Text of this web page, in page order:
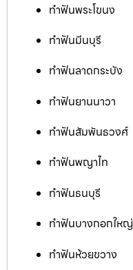
ทำฟันพระโขนง
ทำฟันมีนบุรี
ทำฟันลาดกระบัง
ทำฟันยานนาวา
ทำฟันสัมพันธวงศ์
ทำฟันพญาไท
ทำฟันธนบุรี
ทำฟันบางกอกใหญ่
ทำฟันห้วยขวาง